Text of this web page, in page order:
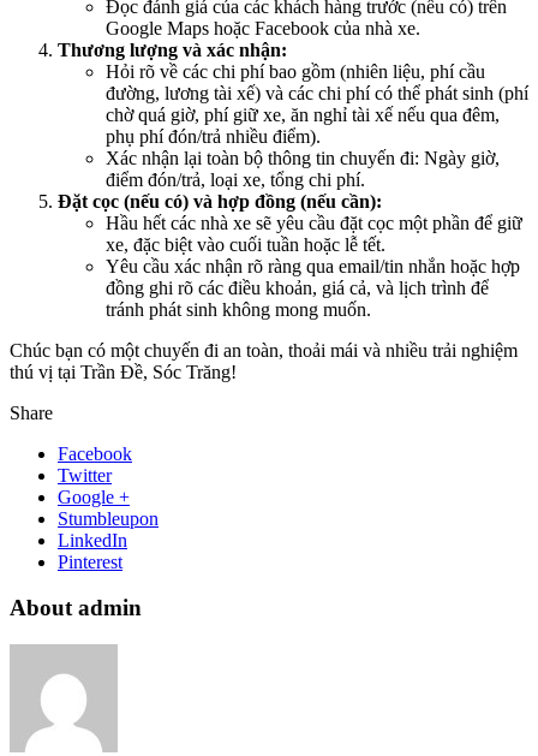
Đọc đánh giá của các khách hàng trước (nếu có) trên
Google Maps hoặc Facebook của nhà xe.
Thương lượng và xác nhận:
Hỏi rõ về các chi phí bao gồm (nhiên liệu, phí cầu
đường, lương tài xế) và các chi phí có thể phát sinh (phí
chờ quá giờ, phí giữ xe, ăn nghỉ tài xế nếu qua đêm,
phụ phí đón/trả nhiều điểm).
Xác nhận lại toàn bộ thông tin chuyến đi: Ngày giờ,
điểm đón/trả, loại xe, tổng chi phí.
Đặt cọc (nếu có) và hợp đồng (nếu cần):
Hầu hết các nhà xe sẽ yêu cầu đặt cọc một phần để giữ
xe, đặc biệt vào cuối tuần hoặc lễ tết.
Yêu cầu xác nhận rõ ràng qua email/tin nhắn hoặc hợp
đồng ghi rõ các điều khoản, giá cả, và lịch trình để
tránh phát sinh không mong muốn.
Chúc bạn có một chuyến đi an toàn, thoải mái và nhiều trải nghiệm
thú vị tại Trần Đề, Sóc Trăng!
Share
Facebook
Twitter
Google +
Stumbleupon
LinkedIn
Pinterest
About admin